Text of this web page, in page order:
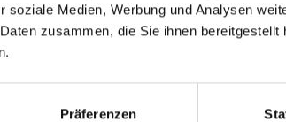
soziale Medien, Werbung und Analysen
zusammen, die Sie ihnen
Präferenzen
dem EYEfine® Fine Art
Print